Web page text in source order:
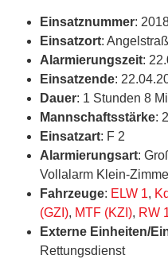
Einsatznummer:
Einsatzort:
Alarmierungszeit:
Einsatzende:
Dauer: 1 Stunden 8
Mannschaftsstärke:
Einsatzart: F 2
Alarmierungsart:
Vollalarm Klein-
Fahrzeuge: ELW 1,
(GZI), MTF (KZI), RW
Externe Einheiten/
Rettungsdienst